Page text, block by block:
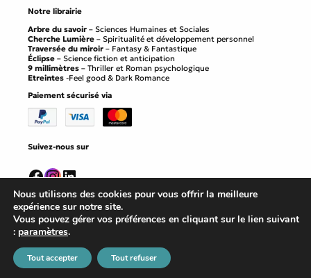
Notre librairie
Arbre du savoir – Sciences Humaines et Sociales
Cherche Lumière – Spiritualité et développement personnel
Traversée du miroir – Fantasy & Fantastique
Éclipse – Science fiction et anticipation
9 millimètres – Thriller et Roman psychologique
Etreintes -Feel good & Dark Romance
Paiement sécurisé via
Suivez-nous sur
Facebook
Instagram
LinkedIn
©Editions Persee2026
Conditions générales de vente
Nous utilisons des cookies pour vous offrir la meilleure
expérience sur notre site.
Vous pouvez gérer vos préférences en cliquant sur le lien suivant
: paramètres.
Tout accepter Tout refuser